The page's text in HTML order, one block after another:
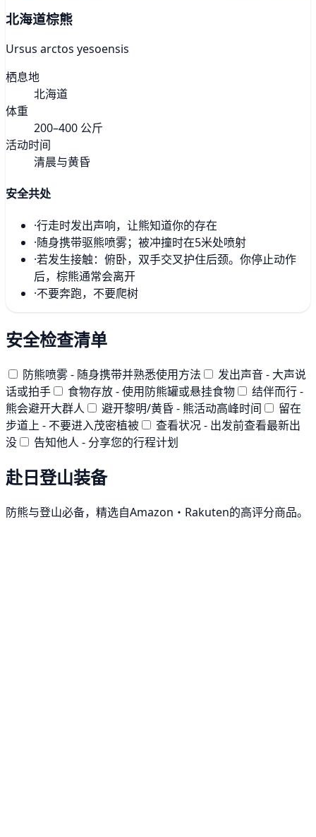
北海道棕熊
Ursus arctos yesoensis
栖息地
北海道
体重
200–400 公斤
活动时间
清晨与黄昏
安全共处
·行走时发出声响，让熊知道你的存在
·随身携带驱熊喷雾；被冲撞时在5米处喷射
·若发生接触：俯卧，双手交叉护住后颈。你停止动作
后，棕熊通常会离开
·不要奔跑，不要爬树
安全检查清单
防熊喷雾 - 随身携带并熟悉使用方法
发出声音 - 大声说
话或拍手
食物存放 - 使用防熊罐或悬挂食物
结伴而行 -
熊会避开大群人
避开黎明/黄昏 - 熊活动高峰时间
留在
步道上 - 不要进入茂密植被
查看状况 - 出发前查看最新出
没
告知他人 - 分享您的行程计划
赴日登山装备
防熊与登山必备，精选自Amazon・Rakuten的高评分商品。